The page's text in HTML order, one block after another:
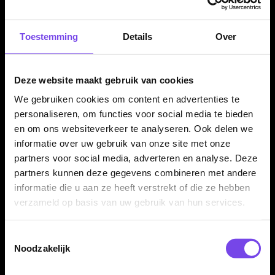
Toestemming Details Over
Deze website maakt gebruik van cookies
We gebruiken cookies om content en advertenties te
personaliseren, om functies voor social media te bieden
en om ons websiteverkeer te analyseren. Ook delen we
informatie over uw gebruik van onze site met onze
partners voor social media, adverteren en analyse. Deze
partners kunnen deze gegevens combineren met andere
informatie die u aan ze heeft verstrekt of die ze hebben
verzameld op basis van uw gebruik van hun services.
Noodzakelijk
Compact genoeg om mee te nemen
Ondanks de ruime indeling blijft de case praktisch om mee te
nemen in een darttas, sporttas of rugzak. Zo heb je je darts en
belangrijkste accessoires altijd netjes bij elkaar.
Darts en accessoires niet inbegrepen
overige accessoires worden niet meegeleverd en moeten